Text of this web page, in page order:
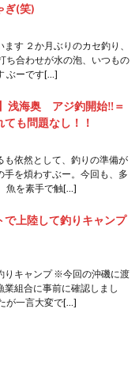
ぎ(笑)
す ２か月ぶりのカセ釣り、
ち合わせが水の泡、いつもの
ぶーです[…]
浅海奥 アジ釣開始‼＝
も問題なし！！
も依然として、釣りの準備が
手を煩わすぶー。今回も、多
魚を素手で触[…]
上陸して釣りキャンプ
りキャンプ ※今回の沖磯に渡
組合に事前に確認しまし
が一言大変で[…]